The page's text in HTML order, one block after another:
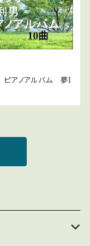
アノアルバム 夢1